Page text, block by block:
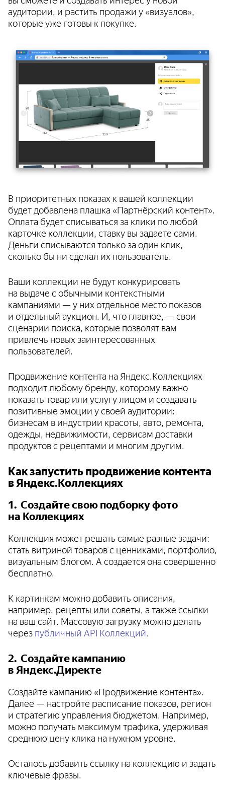
аудитории, и растить продажи у «визуалов»,
которые уже готовы к покупке.
В приоритетных показах к вашей коллекции
будет добавлена плашка «Партнёрский контент».
Оплата будет списываться за клики по любой
карточке коллекции, ставку вы задаете сами.
Деньги списываются только за один клик,
сколько бы ни сделал их пользователь.
Ваши коллекции не будут конкурировать
на выдаче с обычными контекстными
кампаниями — у них отдельное место показов
и отдельный аукцион. И, что главное, — свои
сценарии поиска, которые позволят вам
привлечь новых заинтересованных
пользователей.
Продвижение контента на Яндекс.Коллекциях
подходит любому бренду, которому важно
показать товар или услугу лицом и создавать
позитивные эмоции у своей аудитории:
бизнесам в индустрии красоты, авто, ремонта,
одежды, недвижимости, сервисам доставки
продуктов с рецептами и многим другим.
Как запустить продвижение контента
в Яндекс.Коллекциях
1. Создайте свою подборку фото
на Коллекциях
Коллекция может решать самые разные задачи:
стать витриной товаров с ценниками, портфолио,
визуальным блогом. А создается она совершенно
бесплатно.
К картинкам можно добавить описания,
например, рецепты или советы, а также ссылки
на ваш сайт. Массовую загрузку можно делать
черезпубличный API Коллекций.
2. Создайте кампанию
в Яндекс.Директе
Создайте кампанию «Продвижение контента».
Далее — настройте расписание показов, регион
и стратегию управления бюджетом. Например,
можно получать максимум трафика, удерживая
среднюю цену клика на нужном уровне.
Осталось добавить ссылку на коллекцию и задать
ключевые фразы.